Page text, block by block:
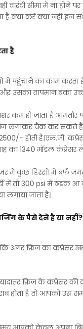
वारंटी सीमा में ना
है क्या करें क्या नहीं इन
है
में पहुंचाने का काम करता
उसका तापमान बका
कम हो जाता है आमतौर
लगाकर चैक कर सकते
होती है|एल.जी.
का 1340 मॉडल कंप्रेसर
में कुछ हिस्सों में बर्फ
में तो 300 psi में ठंडक आ
लगाया जाता है|
के पैसे देने है या नहीं?
अगर फ्रिज का कंप्रेसर
फ्रिज के कंप्रेसर की
होता है तो आपको उस